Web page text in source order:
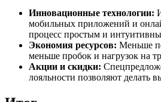
Инновационные технологии:
мобильных приложений и
процесс простым и
Экономия ресурсов: Меньше
меньше пробок и нагрузок на
Акции и скидки:
лояльности позволяют делать